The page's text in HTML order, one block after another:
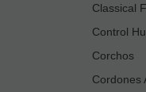
Classical
Control
Corchos
Cordones